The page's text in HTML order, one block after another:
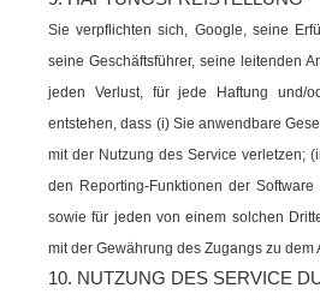
Sie verpflichten sich, Google, seine
seine Geschäftsführer, seine leitenden
jeden Verlust, für jede Haftung und/
entstehen, dass (i) Sie anwendbare
mit der Nutzung des Service verletzen;
den Reporting-Funktionen der
sowie für jeden von einem solchen
mit der Gewährung des Zugangs zu dem
10. NUTZUNG DES SERVICE